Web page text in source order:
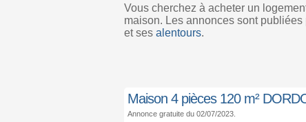
Vous cherchez à acheter un
maison. Les annonces sont
et ses alentours.
Maison 4 pièces 120 m²
Annonce gratuite du 02/07/2023.